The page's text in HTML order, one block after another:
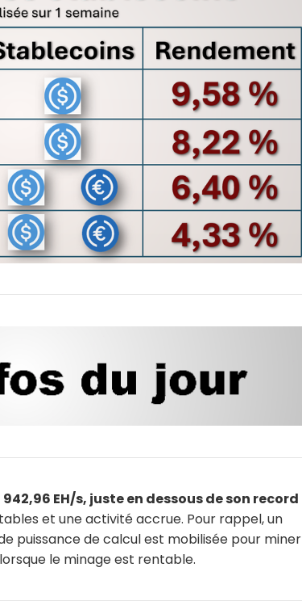
EH/s, juste en dessous de son record
et une activité accrue. Pour rappel, un
puissance de calcul est mobilisée pour miner
le minage est rentable.